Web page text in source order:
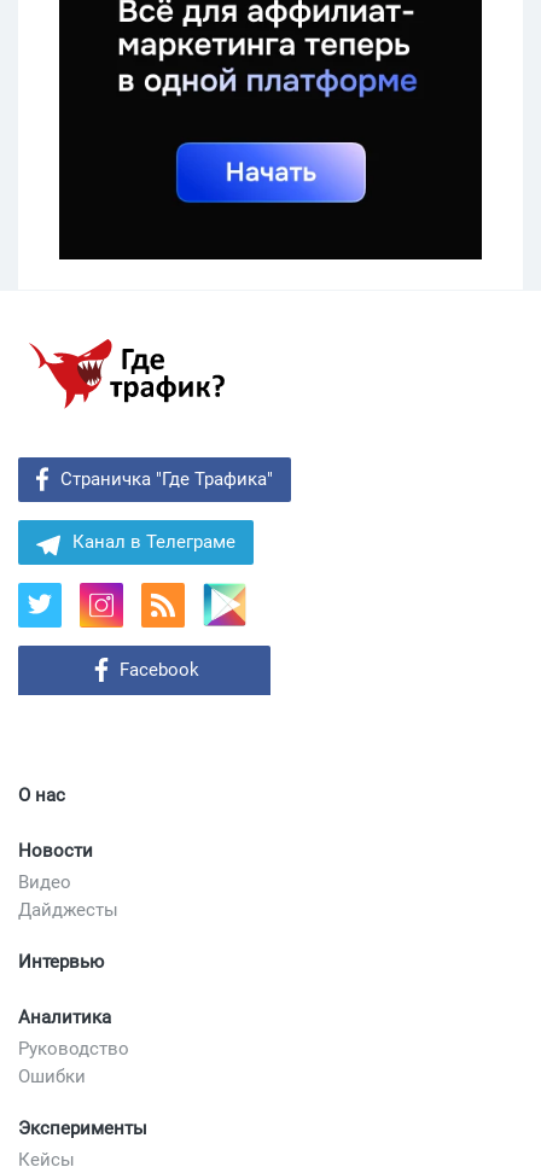
Страничка "Где Трафика"
Канал в Телеграме
О нас
Новости
Видео
Дайджесты
Интервью
Аналитика
Руководство
Ошибки
Эксперименты
Кейсы
Facebook